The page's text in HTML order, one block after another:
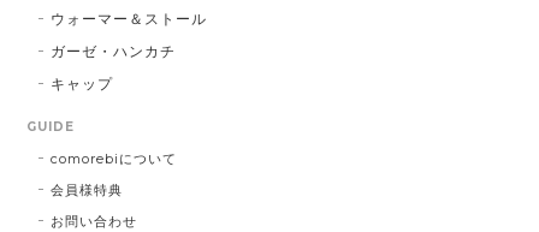
ウォーマー＆ストール
ガーゼ・ハンカチ
キャップ
GUIDE
comorebiについて
会員様特典
お問い合わせ